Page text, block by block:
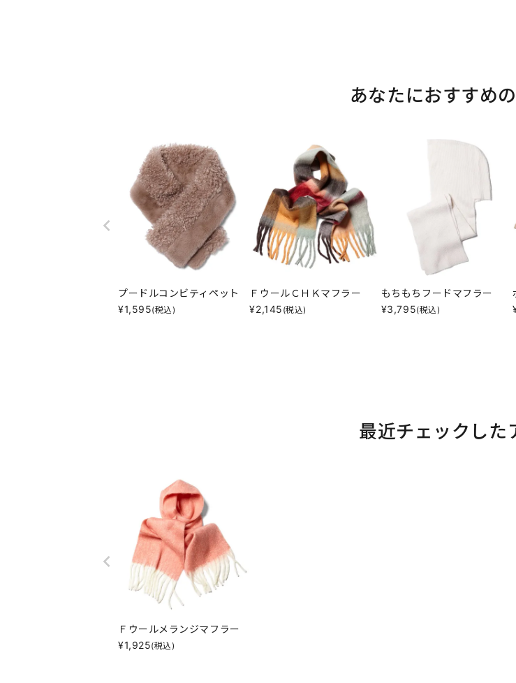
あなたにおすすめ
プードルコンビティペット
¥1,595(税込)
ＦウールＣＨＫマフラー
¥2,145 (税込)
もちもちフードマフラー
¥3,795(税込)
最近チェックした
Ｆウールメランジマフラー
¥1,925(税込)